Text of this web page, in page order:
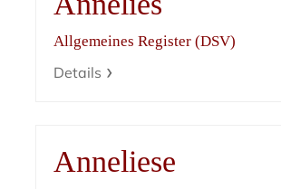
Allgemeines Register (DSV)
Details
Anneliese